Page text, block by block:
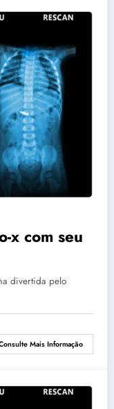
x com seu
divertida pelo
Mais Informação